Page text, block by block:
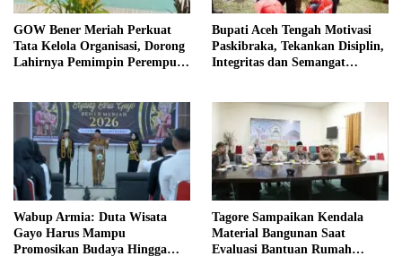
GOW Bener Meriah Perkuat
Tata Kelola Organisasi, Dorong
Lahirnya Pemimpin Perempuan
Bupati Aceh Tengah Motivasi
Paskibraka, Tekankan Disiplin,
Integritas dan Semangat
Wabup Armia: Duta Wisata
Gayo Harus Mampu
Promosikan Budaya Hingga
Tagore Sampaikan Kendala
Material Bangunan Saat
Evaluasi Bantuan Rumah